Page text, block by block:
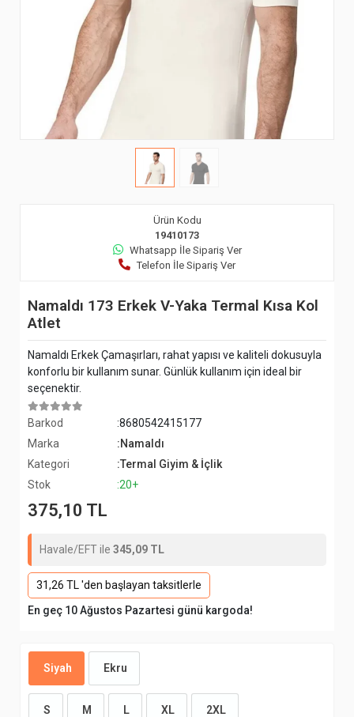
Ürün Kodu
19410173
Whatsapp İle Sipariş Ver
Telefon İle Sipariş Ver
Namaldı 173 Erkek V-Yaka Termal Kısa Kol
Atlet
Namaldı Erkek Çamaşırları, rahat yapısı ve kaliteli dokusuyla
konforlu bir kullanım sunar. Günlük kullanım için ideal bir
seçenektir.
Barkod
:8680542415177
Marka
:Namaldı
Kategori
:Termal Giyim & İçlik
Stok
:20+
375,10 TL
Havale/EFT ile 345,09 TL
31,26 TL 'den başlayan taksitlerle
En geç 10 Ağustos Pazartesi günü kargoda!
Siyah Ekru
S M L XL 2XL